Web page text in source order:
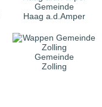
Gemeinde
Haag a.d.Amper
Gemeinde
Zolling